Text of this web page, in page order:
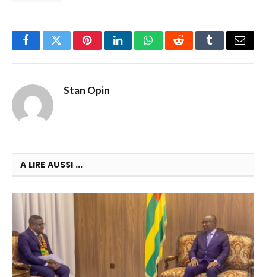
FacebookTwitterPinterestLinkedInWhatsAppRedditTumblrEmail
Stan Opin
A LIRE AUSSI ...